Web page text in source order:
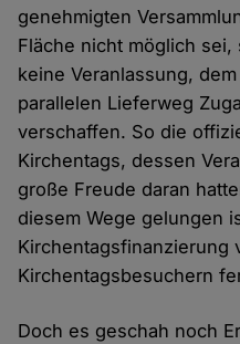
genehmigten
Fläche nicht möglich
keine Veranlassung,
parallelen Lieferweg
verschaffen. So die
Kirchentags, dessen
große Freude daran
diesem Wege gelungen
Kirchentagsfinanzierung
Kirchentagsbesuchern
Doch es geschah noch